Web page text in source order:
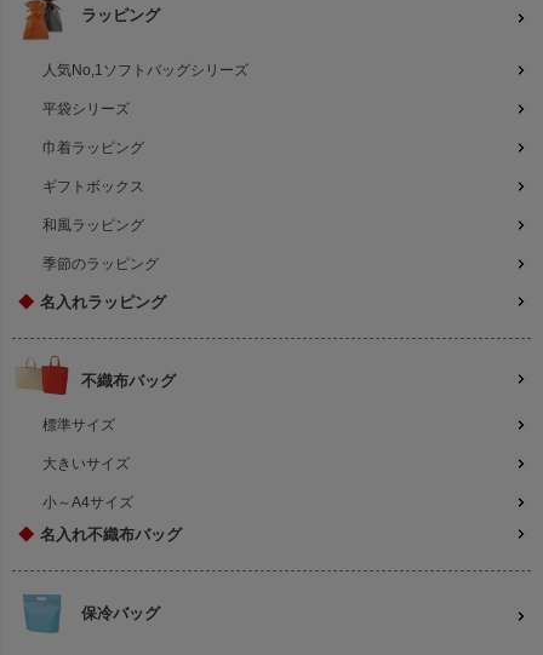
ラッピング
人気No,1ソフトバッグシリーズ
平袋シリーズ
巾着ラッピング
ギフトボックス
和風ラッピング
季節のラッピング
◆ 名入れラッピング
不織布バッグ
標準サイズ
大きいサイズ
小～A4サイズ
◆ 名入れ不織布バッグ
保冷バッグ